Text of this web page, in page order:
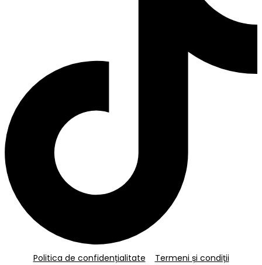
Politica de confidențialitate Termeni și condiții